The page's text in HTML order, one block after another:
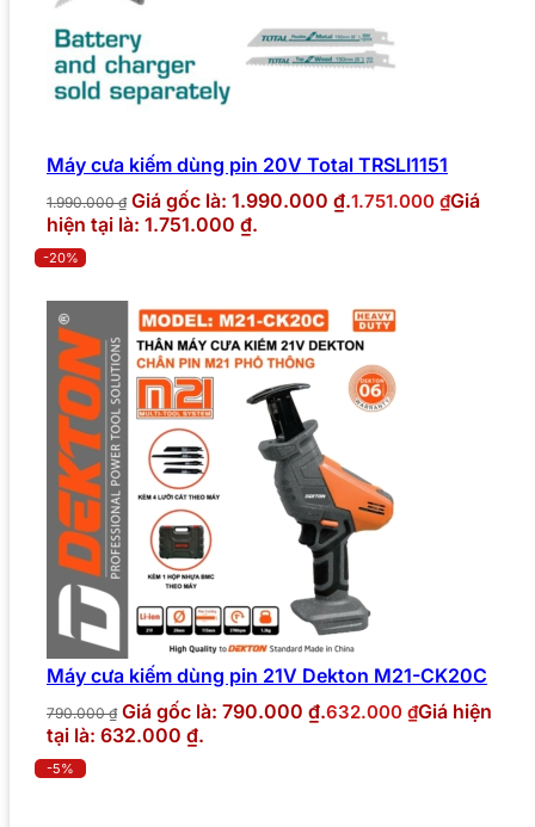
Máy cưa kiếm dùng pin 20V Total TRSLI1151
1.990.000₫ Giá gốc là: 1.990.000 ₫.1.751.000 ₫Giá
hiện tại là: 1.751.000 ₫.
-20%
Máy cưa kiếm dùng pin 21V Dekton M21-CK20C
790.000₫ Giá gốc là: 790.000 ₫.632.000 ₫Giá hiện
tại là: 632.000 ₫.
-5%